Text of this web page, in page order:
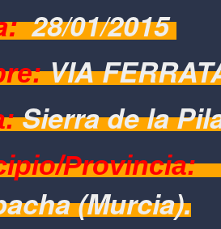
28/01/2015
VIA
Sierra de la
Provincia:
(Murcia).